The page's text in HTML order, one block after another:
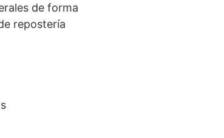
de forma
repostería